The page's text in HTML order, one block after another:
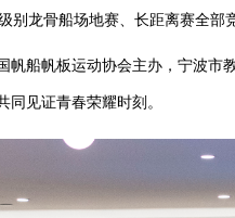
别龙骨船场地赛、长距离赛全部
船帆板运动协会主办，宁波市
见证青春荣耀时刻。